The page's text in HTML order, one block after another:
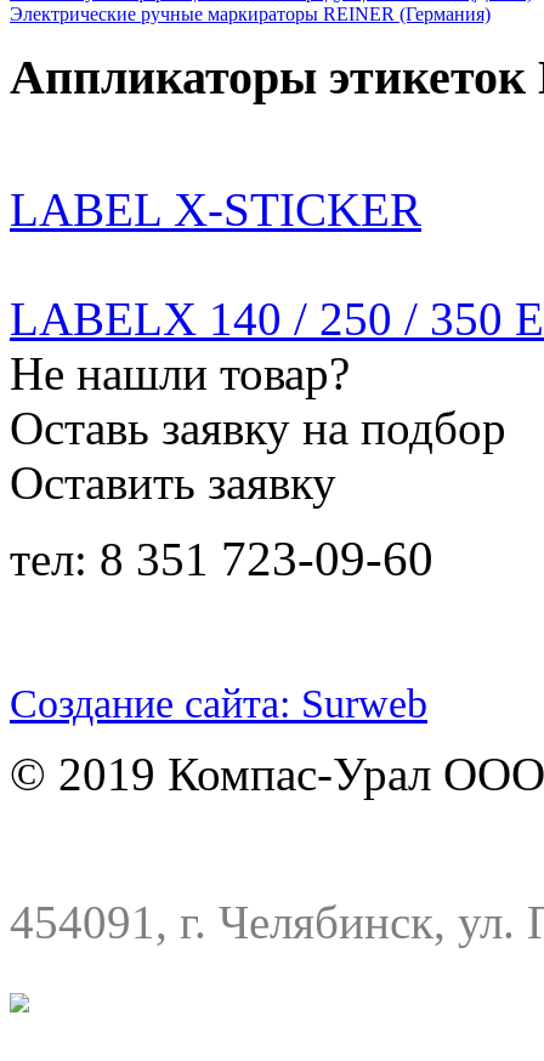
Электрические ручные маркираторы REINER (Германия)
Аппликаторы
LABEL X-STICKER
LABELX 140 / 250 / 350
Не нашли товар?
Оставь заявку на подбор
Оставить заявку
тел: 8 351 723-09-60
Создание сайта: Surweb
© 2019 Компас-Урал
454091, г. Челябинск, ул.